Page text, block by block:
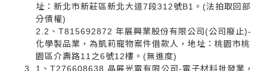
址：新北市新莊區新北大道7段312號B1。(法拍取回部
分債權)
2.2、T815692872 年展興業股份有限公司(公司廢止)-
化學製品業，為凱莉寵物案件借款人，地址：桃園市桃
園區介壽路11之6號12樓。(無進度)
1、T276608638 晶展光電有限公司-電子材料批發業，